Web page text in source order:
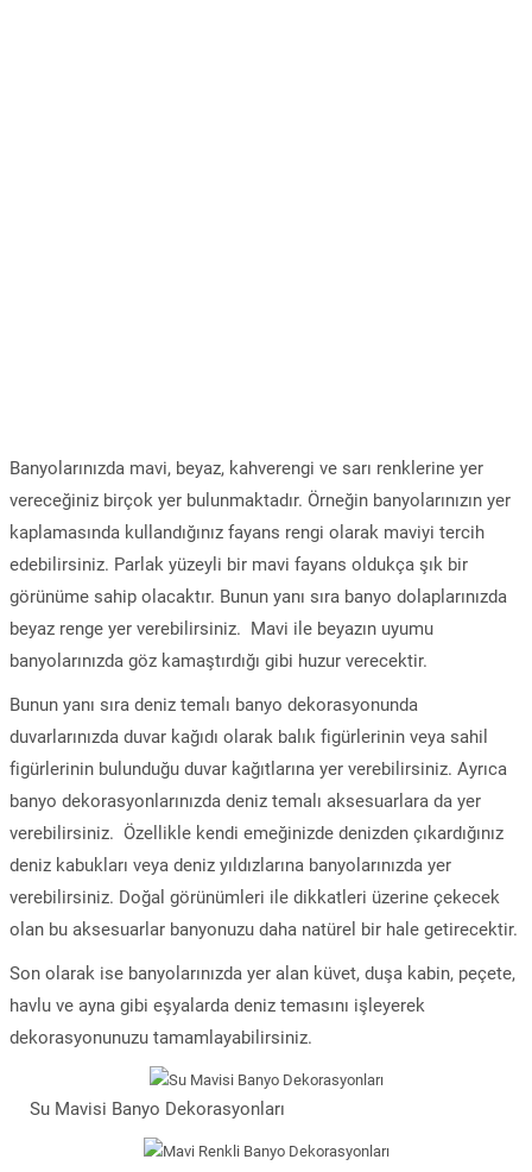
Banyolarınızda mavi, beyaz, kahverengi ve sarı renklerine yer
vereceğiniz birçok yer bulunmaktadır. Örneğin banyolarınızın yer
kaplamasında kullandığınız fayans rengi olarak maviyi tercih
edebilirsiniz. Parlak yüzeyli bir mavi fayans oldukça şık bir
görünüme sahip olacaktır. Bunun yanı sıra banyo dolaplarınızda
beyaz renge yer verebilirsiniz. Mavi ile beyazın uyumu
banyolarınızda göz kamaştırdığı gibi huzur verecektir.
Bunun yanı sıra deniz temalı banyo dekorasyonunda
duvarlarınızda duvar kağıdı olarak balık figürlerinin veya sahil
figürlerinin bulunduğu duvar kağıtlarına yer verebilirsiniz. Ayrıca
banyo dekorasyonlarınızda deniz temalı aksesuarlara da yer
verebilirsiniz. Özellikle kendi emeğinizde denizden çıkardığınız
deniz kabukları veya deniz yıldızlarına banyolarınızda yer
verebilirsiniz. Doğal görünümleri ile dikkatleri üzerine çekecek
olan bu aksesuarlar banyonuzu daha natürel bir hale getirecektir.
Son olarak ise banyolarınızda yer alan küvet, duşa kabin, peçete,
havlu ve ayna gibi eşyalarda deniz temasını işleyerek
dekorasyonunuzu tamamlayabilirsiniz.
Su Mavisi Banyo Dekorasyonları